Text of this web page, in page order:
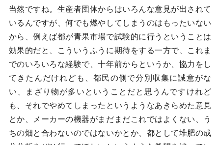
当然ですね。生産者団体からはいろんな意見が出されて
いるんですが、何でも燃やしてしまうのはもったいない
から、例えば都が青果市場で試験的に行うということは
効果的だと、こういうふうに期待をする一方で、これま
でのいろいろな経験で、十年前からというか、協力をし
てきたんだけれども、都民の側で分別収集に誠意がな
い、まざり物が多いということだと思うんですけれど
も、それでやめてしまったというようなあきらめた意見
とか、メーカーの機器がまだまだこれではよくない、う
ちの畑と合わないのではないかとか、都として堆肥の成